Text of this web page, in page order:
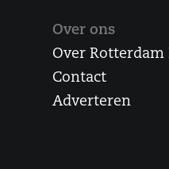
Over ons
Over
Contact
Adverteren